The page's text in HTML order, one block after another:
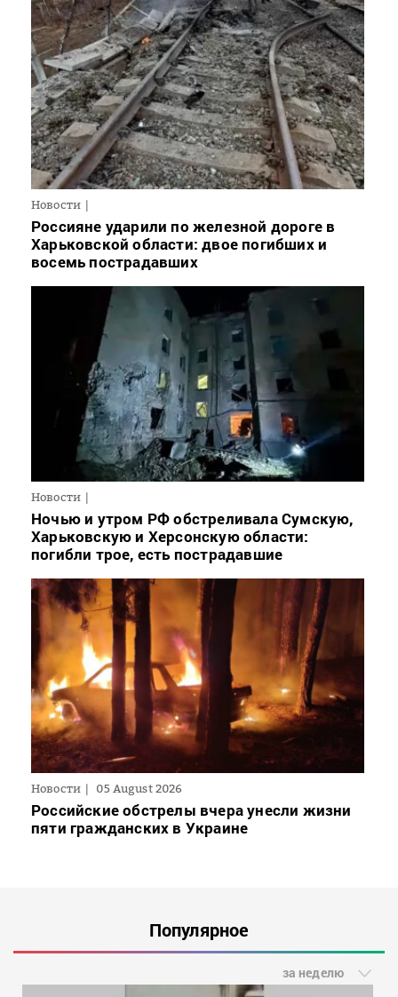
Новости
Россияне ударили по железной дороге в
Харьковской области: двое погибших и
восемь пострадавших
Новости
Ночью и утром РФ обстреливала Сумскую,
Харьковскую и Херсонскую области:
погибли трое, есть пострадавшие
Новости 05 August 2026
Российские обстрелы вчера унесли жизни
пяти гражданских в Украине
Популярное
за неделю